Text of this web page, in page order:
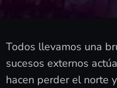
Todos llevamos una
sucesos externos
hacen perder el norte